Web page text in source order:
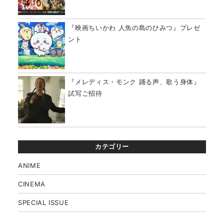
『映画ちいかわ 人魚の島のひみつ』プレゼ
ント
『メレディス・モンク 踊る声、歌う身体』
試写ご招待
カテゴリー
ANIME
CINEMA
SPECIAL ISSUE